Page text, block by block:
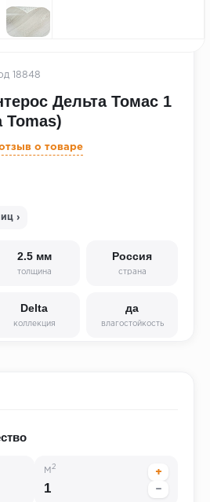
18848
Дельта Томас 1
Tomas)
о товаре
›
2.5 мм
толщина
Россия
страна
Delta
коллекция
да
влагостойкость
М 2
+
−